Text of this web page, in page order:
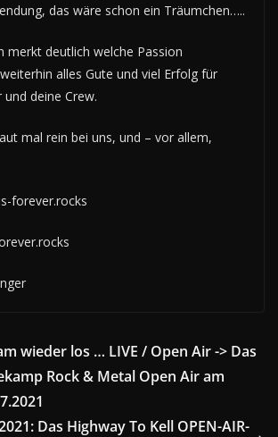
das wäre schon ein Träumchen…..
merkt deutlich welche Passion
alles Gute und viel Erfolg für
deine Crew.
mal rein bei uns, und – vor allem,
forever.rocks
wieder los … LIVE / Open Air -> Das
Rock & Metal Open Air am
Das Highway To Kell OPEN-AIR-